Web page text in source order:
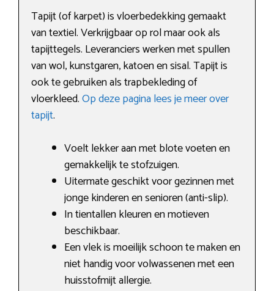
Tapijt (of karpet) is vloerbedekking gemaakt
van textiel. Verkrijgbaar op rol maar ook als
tapijttegels. Leveranciers werken met spullen
van wol, kunstgaren, katoen en sisal. Tapijt is
ook te gebruiken als trapbekleding of
vloerkleed.Op deze pagina lees je meer over
tapijt.
Voelt lekker aan met blote voeten en
gemakkelijk te stofzuigen.
Uitermate geschikt voor gezinnen met
jonge kinderen en senioren (anti-slip).
In tientallen kleuren en motieven
beschikbaar.
Een vlek is moeilijk schoon te maken en
niet handig voor volwassenen met een
huisstofmijt allergie.